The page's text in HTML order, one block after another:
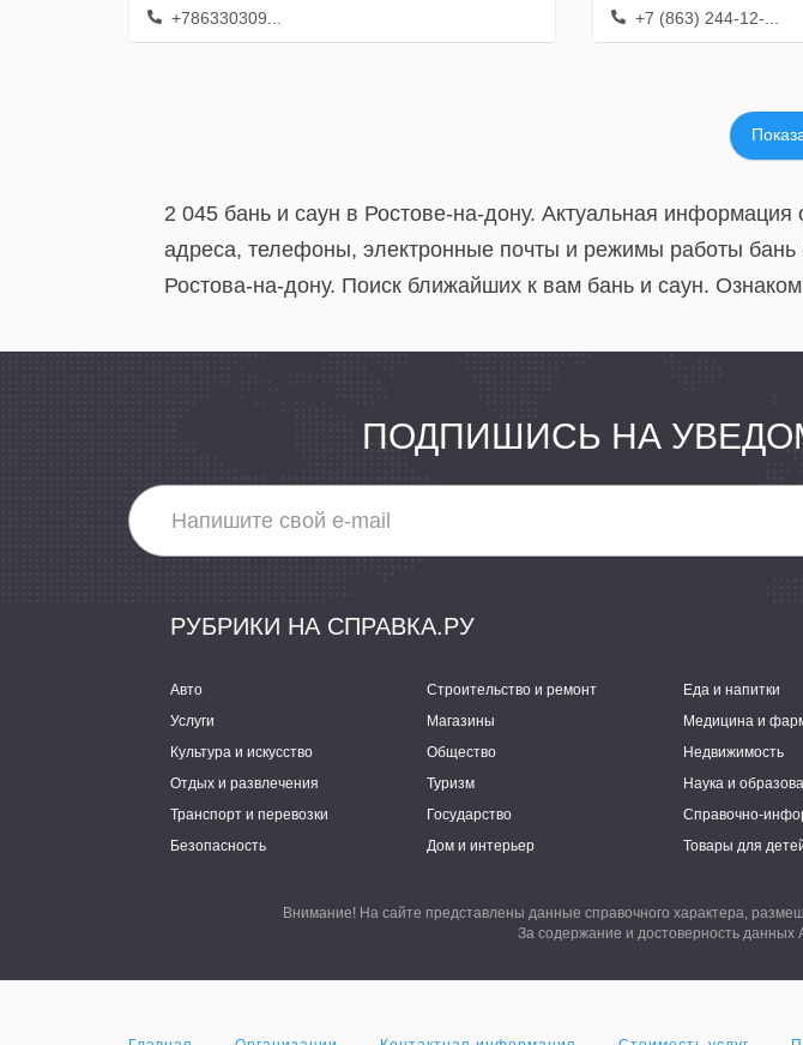
+786330309...
+7 (863) 244-12-...
2 045 бань и саун в Ростове-на-дону. Актуальная
адреса, телефоны, электронные почты и режимы работы
Ростова-на-дону. Поиск ближайших к вам бань и саун.
ПОДПИШИСЬ НА
РУБРИКИ НА СПРАВКА.РУ
Авто Строительство и ремонт Еда и напитки
Услуги
Магазины Медицина и
Культура и искусство
Общество Недвижимость
Отдых и развлечения
Туризм Наука и
Транспорт и перевозки
Государство
Безопасность
Дом и интерьер Товары для
Внимание! На сайте представлены данные справочного характера,
За содержание и достоверность данных